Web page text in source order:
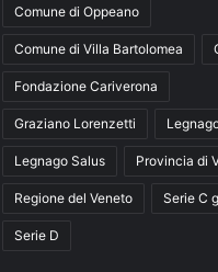
Comune di Oppeano
Comune di Villa Bartolomea
Fondazione Cariverona
Graziano Lorenzetti
Legnago Salus Provincia di
Regione del Veneto Serie C
Serie D